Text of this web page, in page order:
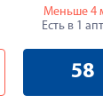
Меньше 4
Есть в 1
58